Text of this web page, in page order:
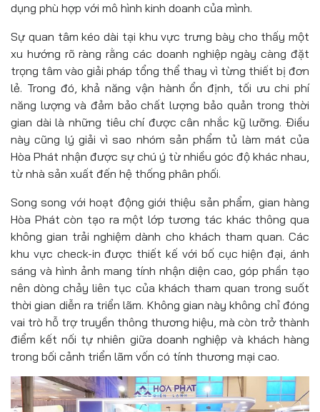
dụng phù hợp với mô hình kinh doanh của mình.
Sự quan tâm kéo dài tại khu vực trưng bày cho thấy một
xu hướng rõ ràng rằng các doanh nghiệp ngày càng đặt
trọng tâm vào giải pháp tổng thể thay vì từng thiết bị đơn
lẻ. Trong đó, khả năng vận hành ổn định, tối ưu chi phí
năng lượng và đảm bảo chất lượng bảo quản trong thời
gian dài là những tiêu chí được cân nhắc kỹ lưỡng. Điều
này cũng lý giải vì sao nhóm sản phẩm tủ làm mát của
Hòa Phát nhận được sự chú ý từ nhiều góc độ khác nhau,
từ nhà sản xuất đến hệ thống phân phối.
Song song với hoạt động giới thiệu sản phẩm, gian hàng
Hòa Phát còn tạo ra một lớp tương tác khác thông qua
không gian trải nghiệm dành cho khách tham quan. Các
khu vực check-in được thiết kế với bố cục hiện đại, ánh
sáng và hình ảnh mang tính nhận diện cao, góp phần tạo
nên dòng chảy liên tục của khách tham quan trong suốt
thời gian diễn ra triển lãm. Không gian này không chỉ đóng
vai trò hỗ trợ truyền thông thương hiệu, mà còn trở thành
điểm kết nối tự nhiên giữa doanh nghiệp và khách hàng
trong bối cảnh triển lãm vốn có tính thương mại cao.